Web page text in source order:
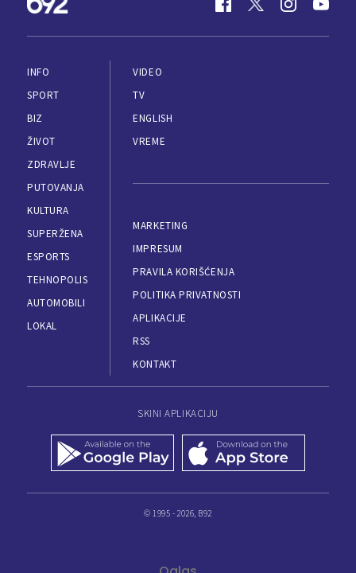
INFO
SPORT
BIZ
ŽIVOT
ZDRAVLJE
PUTOVANJA
KULTURA
SUPERŽENA
ESPORTS
TEHNOPOLIS
AUTOMOBILI
LOKAL
VIDEO
TV
ENGLISH
VREME
MARKETING
IMPRESUM
PRAVILA KORIŠĆENJA
POLITIKA PRIVATNOSTI
APLIKACIJE
RSS
KONTAKT
SKINI APLIKACIJU
© 1995 - 2026, B92